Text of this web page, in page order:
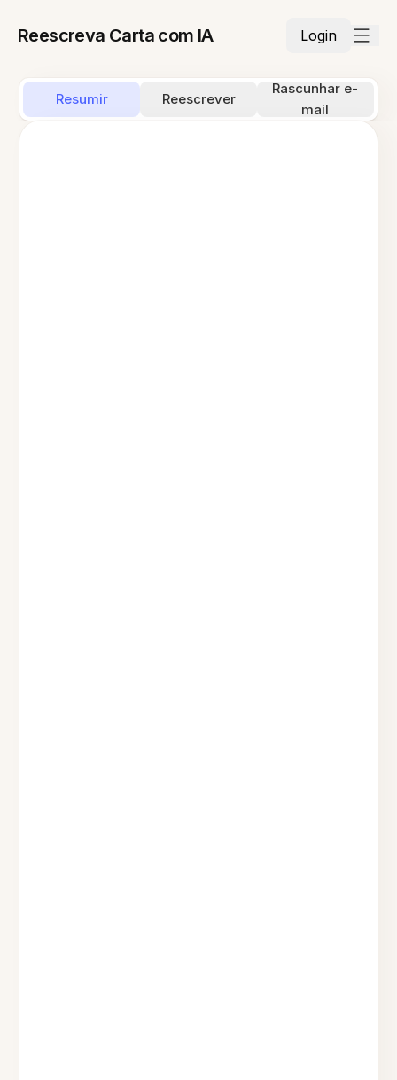
Reescreva Carta com IA Login
Resumir Reescrever
Rascunhar e-
mail